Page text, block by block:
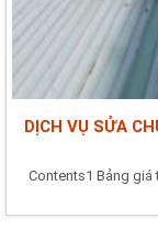
DỊCH VỤ SỬA
Contents1 Bảng giá